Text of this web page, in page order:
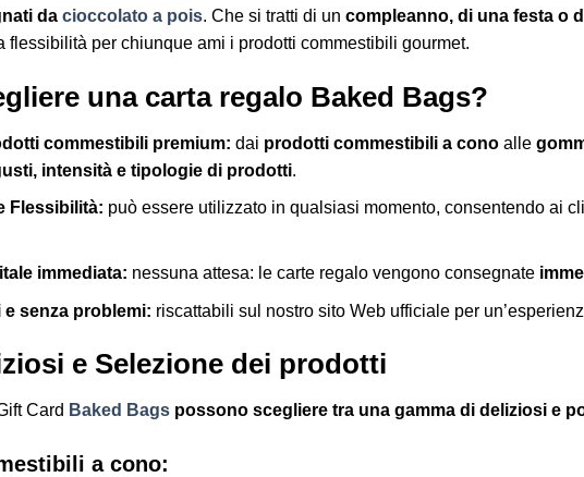
da cioccolato a pois. Che si tratti di un compleanno, di una festa o
flessibilità per chiunque ami i prodotti commestibili gourmet.
una carta regalo Baked Bags?
commestibili premium: dai prodotti commestibili a conoalle
intensità e tipologie di prodotti.
Flessibilità: può essere utilizzato in qualsiasi momento, consentendo ai
immediata: nessuna attesa: le carte regalo vengono consegnate
senza problemi: riscattabili sul nostro sito Web ufficiale per
e Selezione dei prodotti
Card Baked Bags possono scegliere tra una gamma di deliziosi e
a cono: